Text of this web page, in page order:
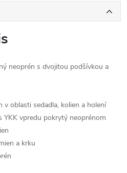
neoprén s dvojitou podšívkou a
v oblasti sedadla, kolien a holení
YKK vpredu pokrytý neoprénom
a krku